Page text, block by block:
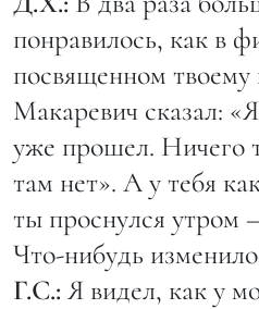
понравилось, как в
посвященном
Макаревич сказал:
уже прошел. Ничего
там нет». А у тебя
ты проснулся утром
Что-нибудь
Г.С.: Я видел, как у